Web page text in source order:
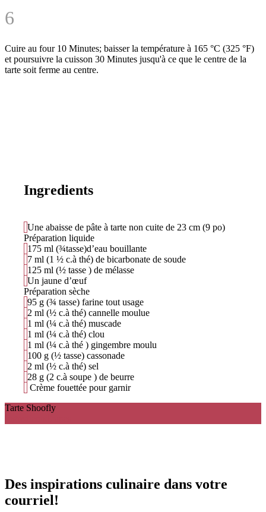
6
Cuire au four 10 Minutes; baisser la température à 165 °C (325 °F)
et poursuivre la cuisson 30 Minutes jusqu'à ce que le centre de la
tarte soit ferme au centre.
Ingredients
Une abaisse de pâte à tarte non cuite de 23 cm (9 po)
Préparation liquide
175 ml (¾tasse)d’eau bouillante
7 ml (1 ½ c.à thé) de bicarbonate de soude
125 ml (½ tasse ) de mélasse
Un jaune d’œuf
Préparation sèche
95 g (¾ tasse) farine tout usage
2 ml (½ c.à thé) cannelle moulue
1 ml (¼ c.à thé) muscade
1 ml (¼ c.à thé) clou
1 ml (¼ c.à thé ) gingembre moulu
100 g (½ tasse) cassonade
2 ml (½ c.à thé) sel
28 g (2 c.à soupe ) de beurre
Crème fouettée pour garnir
Tarte Shoofly
Des inspirations culinaire dans votre
courriel!